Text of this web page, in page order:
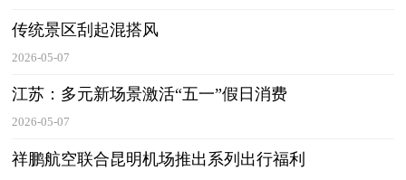
传统景区刮起混搭风
2026-05-07
江苏：多元新场景激活“五一”假日消费
2026-05-07
祥鹏航空联合昆明机场推出系列出行福利